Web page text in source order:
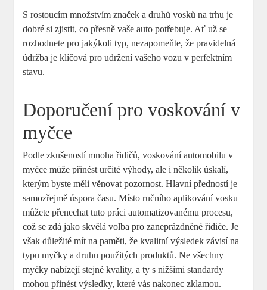
S rostoucím množstvím značek a druhů vosků na trhu je
dobré si zjistit, co přesně vaše auto potřebuje. Ať už se
rozhodnete pro jakýkoli typ, nezapomeňte, že pravidelná
údržba je klíčová pro udržení vašeho vozu v perfektním
stavu.
Doporučení pro voskování v
myčce
Podle zkušeností mnoha řidičů, voskování automobilu v
myčce může přinést určité výhody, ale i několik úskalí,
kterým byste měli věnovat pozornost. Hlavní předností je
samozřejmě úspora času. Místo ručního aplikování vosku
můžete přenechat tuto práci automatizovanému procesu,
což se zdá jako skvělá volba pro zaneprázdněné řidiče. Je
však důležité mít na paměti, že kvalitní výsledek závisí na
typu myčky a druhu použitých produktů. Ne všechny
myčky nabízejí stejné kvality, a ty s nižšími standardy
mohou přinést výsledky, které vás nakonec zklamou.